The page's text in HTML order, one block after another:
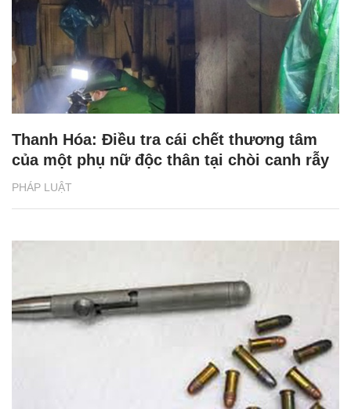
PHÁP LUẬT
Thanh Hóa: Điều tra cái chết thương tâm
của một phụ nữ độc thân tại chòi canh rẫy